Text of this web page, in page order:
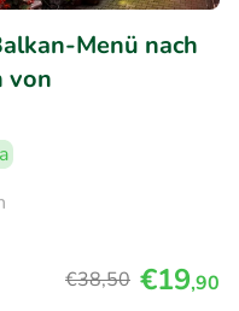
Menü nach
von
€38,50 €19,90